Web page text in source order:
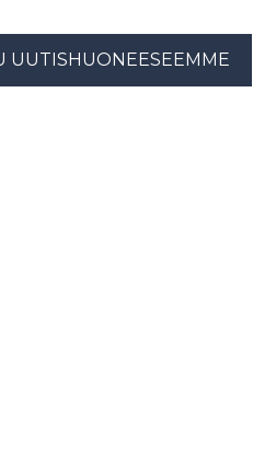
UUTISHUONEESEEMME